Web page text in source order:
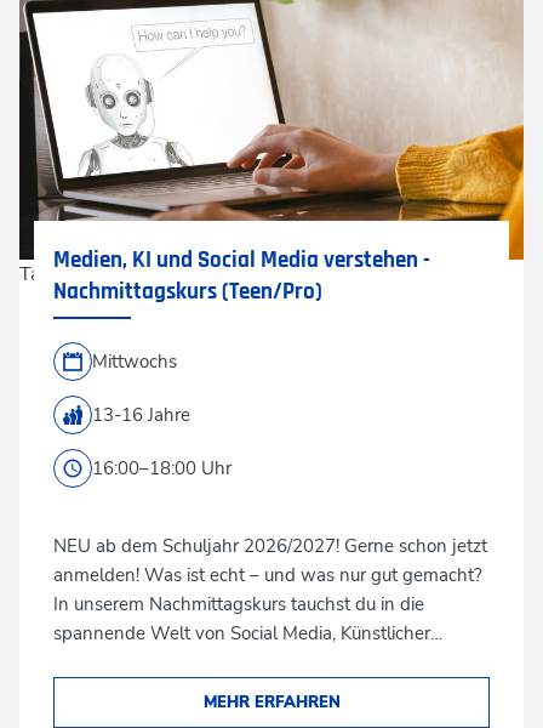
Tatiana Lavrova via GettyImages
Medien, KI und Social Media verstehen -
Nachmittagskurs (Teen/Pro)
Mittwochs
13-16 Jahre
16:00–18:00 Uhr
NEU ab dem Schuljahr 2026/2027! Gerne schon jetzt
anmelden! Was ist echt – und was nur gut gemacht?
In unserem Nachmittagskurs tauchst du in die
spannende Welt von Social Media, Künstlicher…
MEHR ERFAHREN